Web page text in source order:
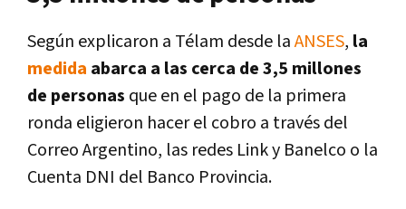
Según explicaron a Télam desde laANSES, la
medida abarca a las cerca de 3,5 millones
de personas que en el pago de la primera
ronda eligieron hacer el cobro a través del
Correo Argentino, las redes Link y Banelco o la
Cuenta DNI del Banco Provincia.